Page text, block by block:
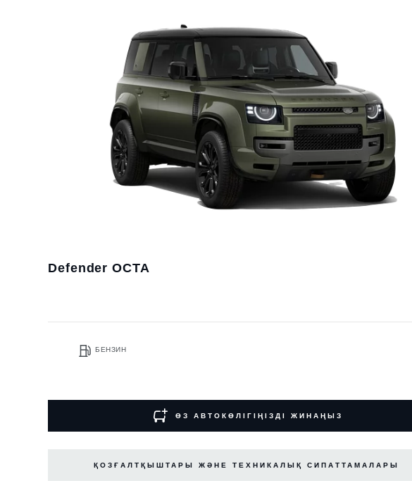
Defender OCTA
БЕНЗИН
ӨЗ АВТОКӨЛІГІҢІЗДІ ЖИНАҢЫЗ
ҚОЗҒАЛТҚЫШТАРЫ ЖӘНЕ ТЕХНИКАЛЫҚ СИПАТТАМАЛАРЫ